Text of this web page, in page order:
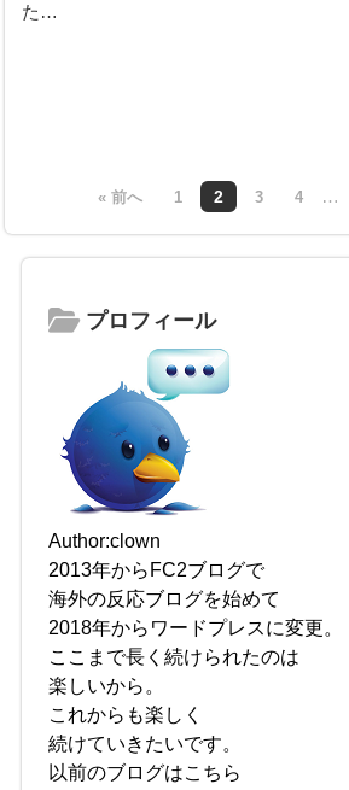
た…
« 前へ 1 2 3 4 …
プロフィール
Author:clown
2013年からFC2ブログで
海外の反応ブログを始めて
2018年からワードプレスに変更。
ここまで長く続けられたのは
楽しいから。
これからも楽しく
続けていきたいです。
以前のブログはこちら